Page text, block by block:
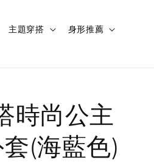
主題穿搭 身形推薦
時尚公主
(海藍色)